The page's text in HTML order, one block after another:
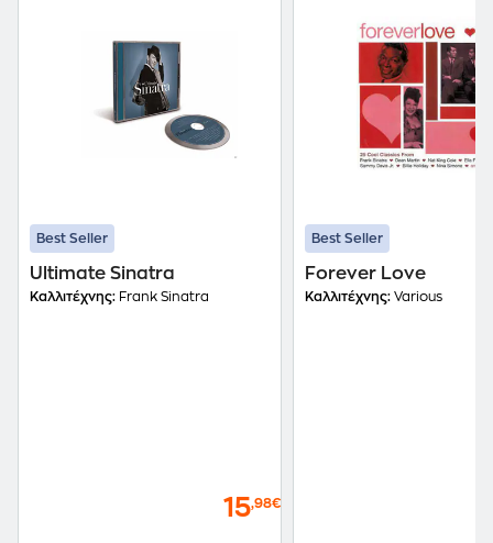
Best Seller
Ultimate Sinatra
Καλλιτέχνης: Frank Sinatra
15,98€
Best Seller
Forever Love
Καλλιτέχνης: Various